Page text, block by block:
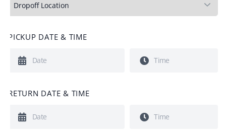
PICKUP DATE & TIME
RETURN DATE & TIME